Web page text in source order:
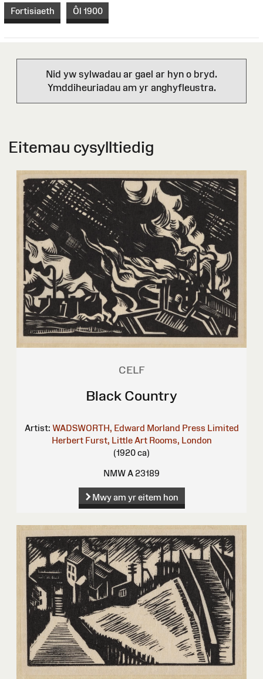
Fortisiaeth Ôl 1900
Nid yw sylwadau ar gael ar hyn o bryd.
Ymddiheuriadau am yr anghyfleustra.
Eitemau cysylltiedig
CELF
Black Country
Artist: WADSWORTH, Edward Morland Press Limited
Herbert Furst, Little Art Rooms, London
(1920 ca)
NMW A 23189
Mwy am yr eitem hon